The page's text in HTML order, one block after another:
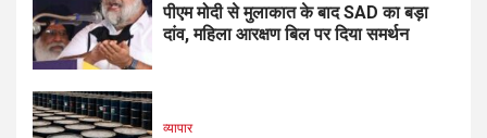
पीएम मोदी से मुलाकात के बाद SAD का बड़ा
दांव, महिला आरक्षण बिल पर दिया समर्थन
व्यापार